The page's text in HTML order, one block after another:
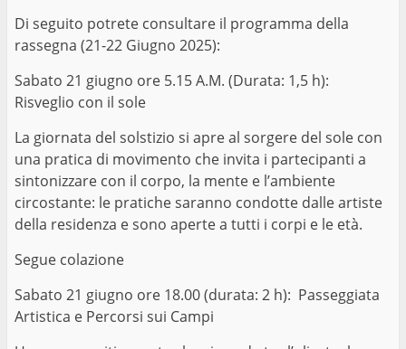
Di seguito potrete consultare il programma della
rassegna (21-22 Giugno 2025):
Sabato 21 giugno ore 5.15 A.M. (Durata: 1,5 h):
Risveglio con il sole
La giornata del solstizio si apre al sorgere del sole con
una pratica di movimento che invita i partecipanti a
sintonizzare con il corpo, la mente e l’ambiente
circostante: le pratiche saranno condotte dalle artiste
della residenza e sono aperte a tutti i corpi e le età.
Segue colazione
Sabato 21 giugno ore 18.00 (durata: 2 h): Passeggiata
Artistica e Percorsi sui Campi